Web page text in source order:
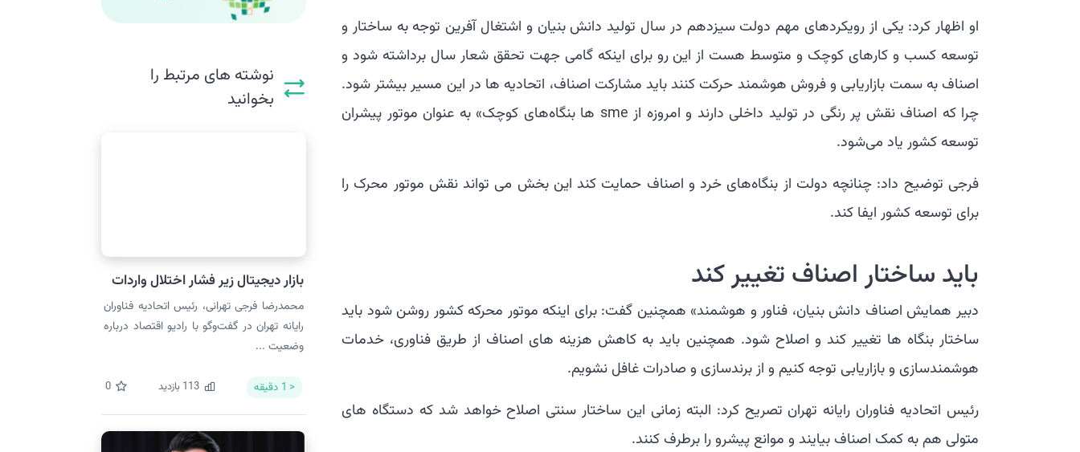
او اظهار کرد: یکی از رویکردهای مهم دولت سیزدهم در سال تولید دانش بنیان و اشتغال آفرین توجه به ساختار و
توسعه کسب و کارهای کوچک و متوسط هست از این رو برای اینکه گامی جهت تحقق شعار سال برداشته شود و
اصناف به سمت بازاریابی و فروش هوشمند حرکت کنند باید مشارکت اصناف، اتحادیه ها در این مسیر بیشتر شود.
چرا که اصناف نقش پر رنگی در تولید داخلی دارند و امروزه از sme ها بنگاه‌های کوچک» به عنوان موتور پیشران
توسعه کشور یاد می‌شود.
فرجی توضیح داد: چنانچه دولت از بنگاه‌های خرد و اصناف حمایت کند این بخش می تواند نقش موتور محرک را
برای توسعه کشور ایفا کند.
باید ساختار اصناف تغییر کند
دبیر همایش اصناف دانش بنیان، فناور و هوشمند» همچنین گفت: برای اینکه موتور محرکه کشور روشن شود باید
ساختار بنگاه ها تغییر کند و اصلاح شود. همچنین باید به کاهش هزینه های اصناف از طریق فناوری، خدمات
هوشمندسازی و بازاریابی توجه کنیم و از برندسازی و صادرات غافل نشویم.
رئیس اتحادیه فناوران رایانه تهران تصریح کرد: البته زمانی این ساختار سنتی اصلاح خواهد شد که دستگاه های
متولی هم به کمک اصناف بیایند و موانع پیشرو را برطرف کنند.
نوشته های مرتبط را
بخوانید
بازار دیجیتال زیر فشار اختلال واردات
محمدرضا فرجی تهرانی، رئیس اتحادیه فناوران
رایانه تهران در گفت‌وگو با رادیو اقتصاد درباره
وضعیت ...
< 1 دقیقه 113 بازدید 0